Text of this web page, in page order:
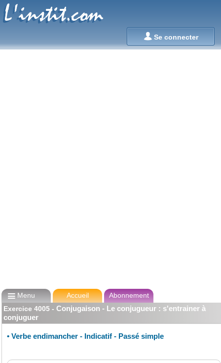
Se connecter
L'instit.com
L'instit.com
Menu Accueil
Abonnement
Exercice 4005 - Conjugaison - Le conjugueur : s'entrainer à
conjuguer
• Verbe endimancher - Indicatif - Passé simple